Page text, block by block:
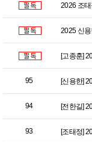
2026 조
2025 신
[고종훈]
95 [신용한]
94 [전한길]
93 [조태정]